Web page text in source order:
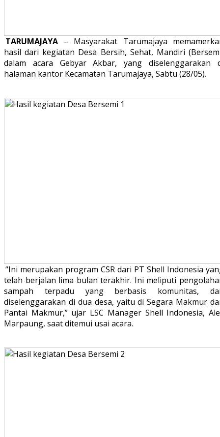
TARUMAJAYA – Masyarakat Tarumajaya
hasil dari kegiatan Desa Bersih, Sehat, Mandiri
dalam acara Gebyar Akbar, yang diselenggarakan
halaman kantor Kecamatan Tarumajaya, Sabtu (28/05).
“Ini merupakan program CSR dari PT Shell Indonesia
telah berjalan lima bulan terakhir. Ini meliputi
sampah terpadu yang berbasis komunitas,
diselenggarakan di dua desa, yaitu di Segara Makmur
Pantai Makmur,” ujar LSC Manager Shell Indonesia,
Marpaung, saat ditemui usai acara.